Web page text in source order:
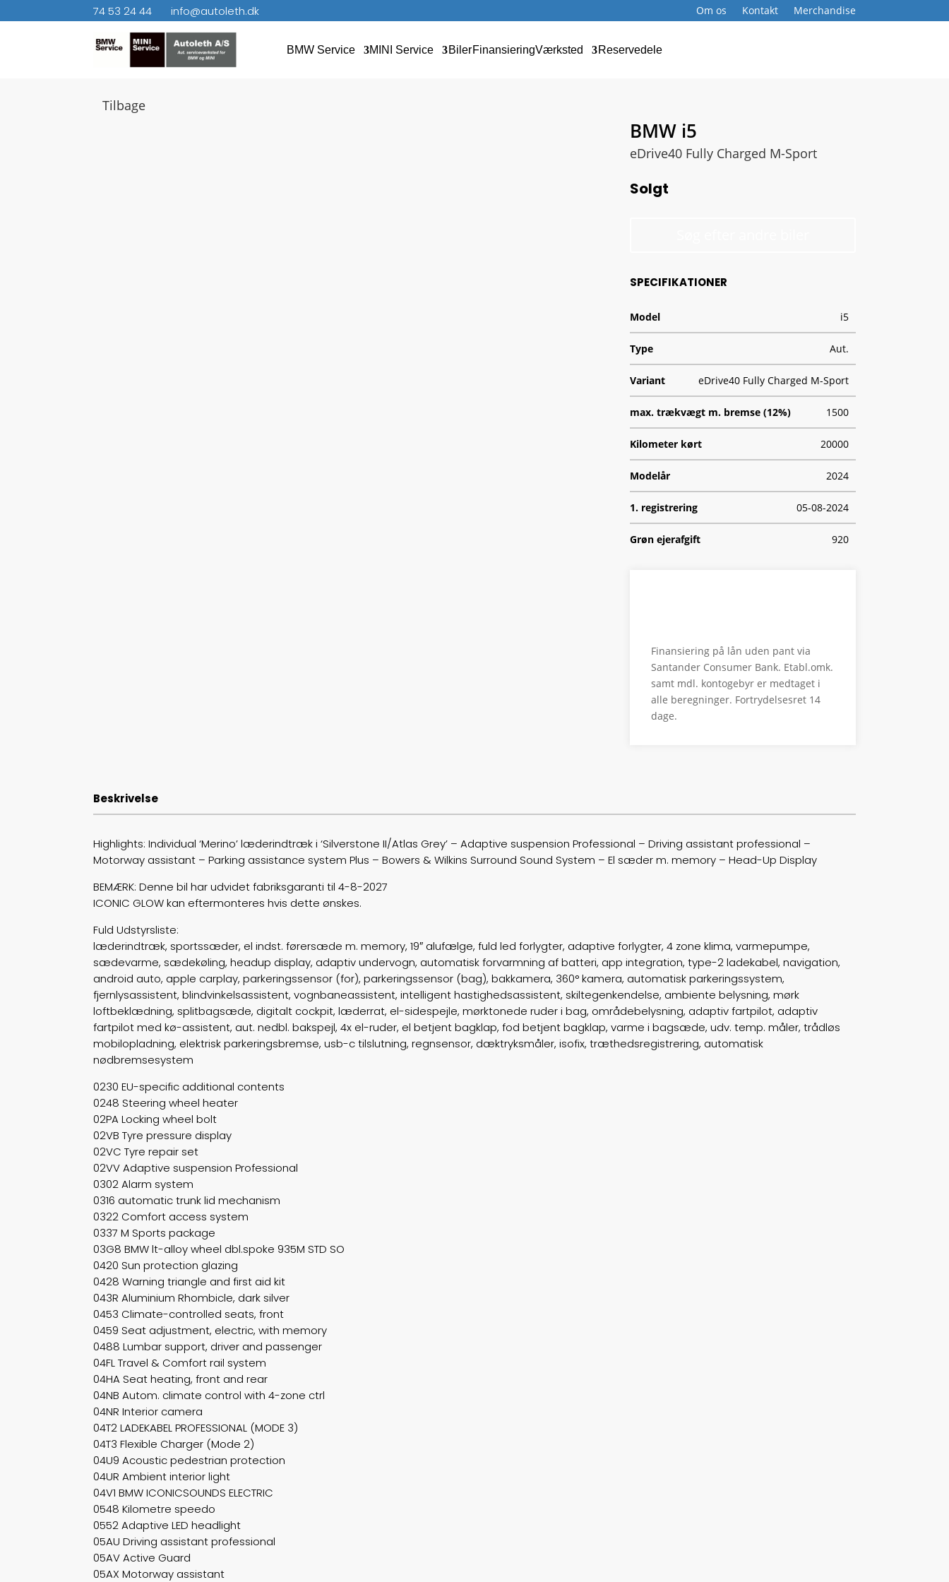
74 53 24 44 info@autoleth.dk Om os Kontakt Merchandise
BMW Service MINI Service BilerFinansieringVærksted Reservedele
Tilbage
BMW i5
eDrive40 Fully Charged M-Sport
Solgt
SPECIFIKATIONER
Model i5
Type Aut.
Variant eDrive40 Fully Charged M-Sport
max. trækvægt m. bremse (12%) 1500
Kilometer kørt 20000
Modelår 2024
1. registrering 05-08-2024
Grøn ejerafgift 920
0-100 km/t
Tophastighed
Længde
Trækhjul
ABS bremser
Airbags
Vægt
Finansiering på lån uden pant via
Santander Consumer Bank. Etabl.omk.
samt mdl. kontogebyr er medtaget i
alle beregninger. Fortrydelsesret 14
dage.
Beskrivelse
Highlights: Individual ‘Merino’ læderindtræk i ‘Silverstone II/Atlas Grey’ – Adaptive suspension Professional – Driving assistant professional –
Motorway assistant – Parking assistance system Plus – Bowers & Wilkins Surround Sound System – El sæder m. memory – Head-Up Display
BEMÆRK: Denne bil har udvidet fabriksgaranti til 4-8-2027
ICONIC GLOW kan eftermonteres hvis dette ønskes.
Fuld Udstyrsliste:
læderindtræk, sportssæder, el indst. førersæde m. memory, 19″ alufælge, fuld led forlygter, adaptive forlygter, 4 zone klima, varmepumpe,
sædevarme, sædekøling, headup display, adaptiv undervogn, automatisk forvarmning af batteri, app integration, type-2 ladekabel, navigation,
android auto, apple carplay, parkeringssensor (for), parkeringssensor (bag), bakkamera, 360° kamera, automatisk parkeringssystem,
fjernlysassistent, blindvinkelsassistent, vognbaneassistent, intelligent hastighedsassistent, skiltegenkendelse, ambiente belysning, mørk
loftbeklædning, splitbagsæde, digitalt cockpit, læderrat, el-sidespejle, mørktonede ruder i bag, områdebelysning, adaptiv fartpilot, adaptiv
fartpilot med kø-assistent, aut. nedbl. bakspejl, 4x el-ruder, el betjent bagklap, fod betjent bagklap, varme i bagsæde, udv. temp. måler, trådløs
mobilopladning, elektrisk parkeringsbremse, usb-c tilslutning, regnsensor, dæktryksmåler, isofix, træthedsregistrering, automatisk
nødbremsesystem
0230 EU-specific additional contents
0248 Steering wheel heater
02PA Locking wheel bolt
02VB Tyre pressure display
02VC Tyre repair set
02VV Adaptive suspension Professional
0302 Alarm system
0316 automatic trunk lid mechanism
0322 Comfort access system
0337 M Sports package
03G8 BMW lt-alloy wheel dbl.spoke 935M STD SO
0420 Sun protection glazing
0428 Warning triangle and first aid kit
043R Aluminium Rhombicle, dark silver
0453 Climate-controlled seats, front
0459 Seat adjustment, electric, with memory
0488 Lumbar support, driver and passenger
04FL Travel & Comfort rail system
04HA Seat heating, front and rear
04NB Autom. climate control with 4-zone ctrl
04NR Interior camera
04T2 LADEKABEL PROFESSIONAL (MODE 3)
04T3 Flexible Charger (Mode 2)
04U9 Acoustic pedestrian protection
04UR Ambient interior light
04V1 BMW ICONICSOUNDS ELECTRIC
0548 Kilometre speedo
0552 Adaptive LED headlight
05AU Driving assistant professional
05AV Active Guard
05AX Motorway assistant